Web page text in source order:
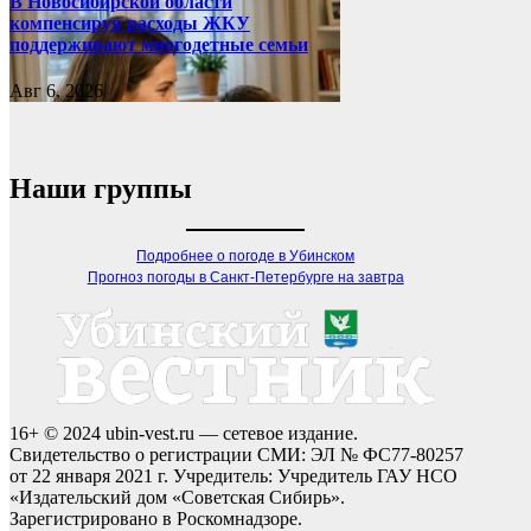
компенсируя расходы ЖКУ
поддерживают многодетные семьи
Авг 6, 2026
Наши группы
Подробнее о погоде в Убинском
Прогноз погоды в Санкт-Петербурге на завтра
16+ © 2024 ubin-vest.ru — сетевое издание.
Свидетельство о регистрации СМИ: ЭЛ № ФС77-80257
от 22 января 2021 г. Учредитель: Учредитель ГАУ НСО
«Издательский дом «Советская Сибирь».
Зарегистрировано в Роскомнадзоре.